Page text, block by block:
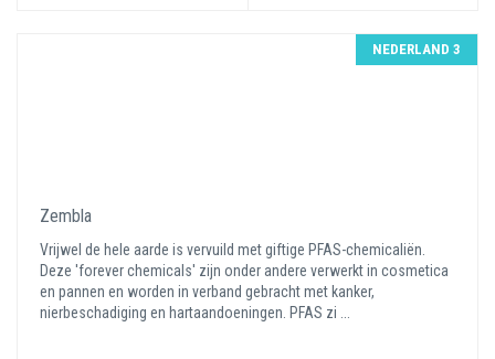
NEDERLAND 3
Zembla
Vrijwel de hele aarde is vervuild met giftige PFAS-chemicaliën.
Deze 'forever chemicals' zijn onder andere verwerkt in cosmetica
en pannen en worden in verband gebracht met kanker,
nierbeschadiging en hartaandoeningen. PFAS zi ...